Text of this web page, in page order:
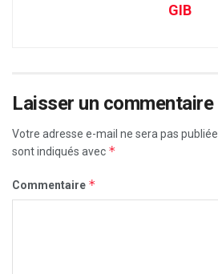
GIB
Laisser un commentaire
Votre adresse e-mail ne sera pas publiée.
sont indiqués avec *
Commentaire *